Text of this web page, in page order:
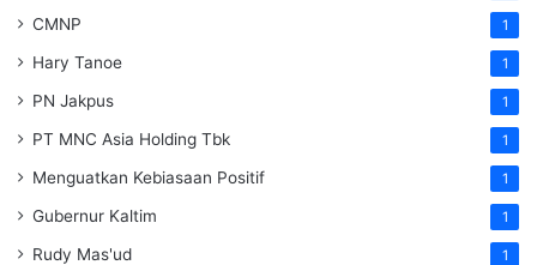
CMNP 1
Hary Tanoe 1
PN Jakpus 1
PT MNC Asia Holding Tbk 1
Menguatkan Kebiasaan Positif 1
Gubernur Kaltim 1
Rudy Mas'ud 1